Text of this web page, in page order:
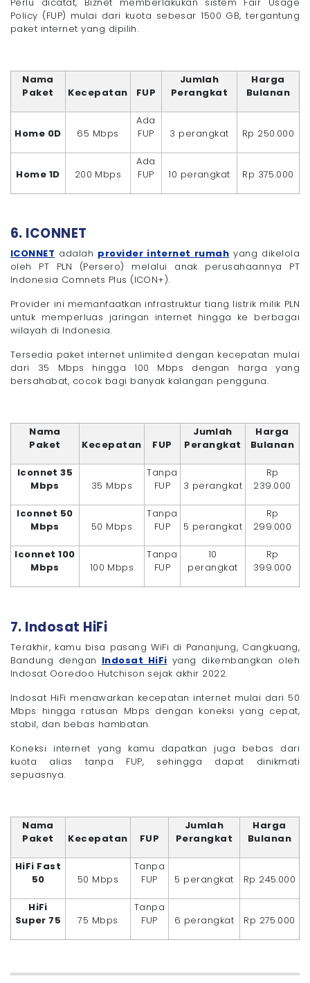
Policy (FUP) mulai dari kuota sebesar 1500 GB, tergantung
paket internet yang dipilih.
Nama
Paket
Kecepatan FUP
Jumlah
Perangkat
Harga
Bulanan
Home 0D 65 Mbps
Ada
FUP
3 perangkat Rp 250.000
Home 1D 200 Mbps
Ada
FUP
10 perangkat Rp 375.000
6. ICONNET
ICONNET adalah provider internet rumah yang dikelola
oleh PT PLN (Persero) melalui anak perusahaannya PT
Indonesia Comnets Plus (ICON+).
Provider ini memanfaatkan infrastruktur tiang listrik milik PLN
untuk memperluas jaringan internet hingga ke berbagai
wilayah di Indonesia.
Tersedia paket internet unlimited dengan kecepatan mulai
dari 35 Mbps hingga 100 Mbps dengan harga yang
bersahabat, cocok bagi banyak kalangan pengguna.
Nama
Paket
Kecepatan FUP
Jumlah
Perangkat
Harga
Bulanan
Iconnet 35
Mbps
35 Mbps
Tanpa
FUP
3 perangkat
Rp
239.000
Iconnet 50
Mbps
50 Mbps
Tanpa
FUP
5 perangkat
Rp
299.000
Iconnet 100
Mbps
100 Mbps
Tanpa
FUP
10
perangkat
Rp
399.000
7. Indosat HiFi
Terakhir, kamu bisa pasang WiFi di Pananjung, Cangkuang,
Bandung dengan Indosat HiFi yang dikembangkan oleh
Indosat Ooredoo Hutchison sejak akhir 2022.
Indosat HiFi menawarkan kecepatan internet mulai dari 50
Mbps hingga ratusan Mbps dengan koneksi yang cepat,
stabil, dan bebas hambatan.
Koneksi internet yang kamu dapatkan juga bebas dari
kuota alias tanpa FUP, sehingga dapat dinikmati
sepuasnya.
Nama
Paket
Kecepatan FUP
Jumlah
Perangkat
Harga
Bulanan
HiFi Fast
50
50 Mbps
Tanpa
FUP
5 perangkat Rp 245.000
HiFi
Super 75
75 Mbps
Tanpa
FUP
6 perangkat Rp 275.000